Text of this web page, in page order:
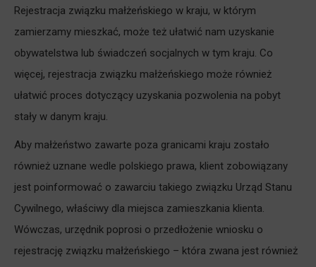
Rejestracja związku małżeńskiego w kraju, w którym
zamierzamy mieszkać, może też ułatwić nam uzyskanie
obywatelstwa lub świadczeń socjalnych w tym kraju. Co
więcej, rejestracja związku małżeńskiego może również
ułatwić proces dotyczący uzyskania pozwolenia na pobyt
stały w danym kraju.
Aby małżeństwo zawarte poza granicami kraju zostało
również uznane wedle polskiego prawa, klient zobowiązany
jest poinformować o zawarciu takiego związku Urząd Stanu
Cywilnego, właściwy dla miejsca zamieszkania klienta.
Wówczas, urzędnik poprosi o przedłożenie wniosku o
rejestrację związku małżeńskiego – która zwana jest również